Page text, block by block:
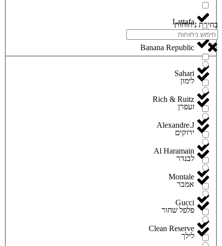
Lattafa
Banana Republic
Sahari
Rich & Ruitz
Alexandre.J
Al Haramain
Montale
Gucci
Clean Reserve
בחירת ניחוחות
לימון
זעפרן
ירוקים
לבנדר
אמבר
פלפל שחור
לילך